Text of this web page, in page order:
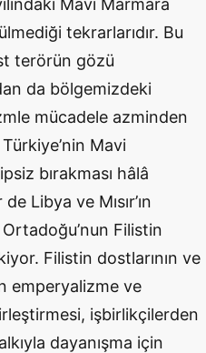
Mavi Marmara
tekrarlarıdır. Bu
terörün gözü
da bölgemizdeki
mücadele azminden
Mavi
bırakması hâlâ
Libya ve Mısır’ın
Ortadoğu’nun Filistin
Filistin dostlarının ve
emperyalizme ve
işbirlikçilerden
dayanışma için